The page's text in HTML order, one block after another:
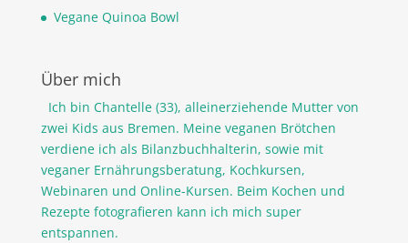
Vegane Quinoa Bowl
Über mich
Ich bin Chantelle (33), alleinerziehende Mutter von
zwei Kids aus Bremen. Meine veganen Brötchen
verdiene ich als Bilanzbuchhalterin, sowie mit
veganer Ernährungsberatung, Kochkursen,
Webinaren und Online-Kursen. Beim Kochen und
Rezepte fotografieren kann ich mich super
entspannen.